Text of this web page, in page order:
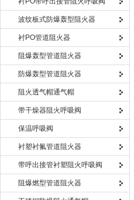
波纹板式防爆轰型阻火器
衬PO管道阻火器
阻爆轰型管道阻火器
防爆轰型管道阻火器
阻火透气帽通气帽
带干燥器阻火呼吸阀
保温呼吸阀
衬塑衬氟管道阻火器
带呼出接管衬塑阻火呼吸阀
阻爆燃型管道阻火器